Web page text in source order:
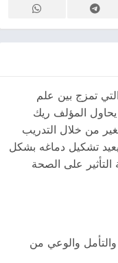
تمزج بين علم
المؤلف ريك
من خلال التدريب
تشكيل دماغه بشكل
على الصحة
والتأمل والوعي من